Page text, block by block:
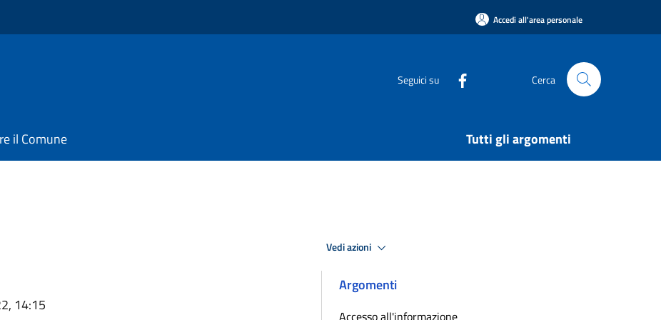
Accedi all'area personale
Seguici su Cerca
il Comune Tutti gli argomenti
14:15
Vedi azioni
Argomenti
Accesso all'informazione